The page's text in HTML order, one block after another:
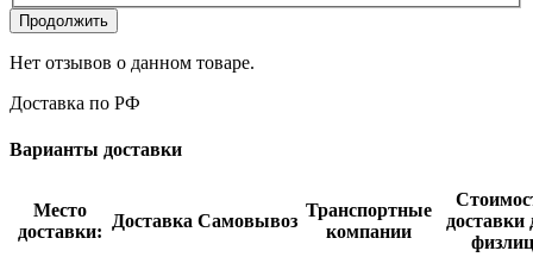
Продолжить
Нет отзывов о данном товаре.
Доставка по РФ
Варианты доставки
Место
доставки:
Доставка Самовывоз
Транспортные
компании
доставки
физлиц